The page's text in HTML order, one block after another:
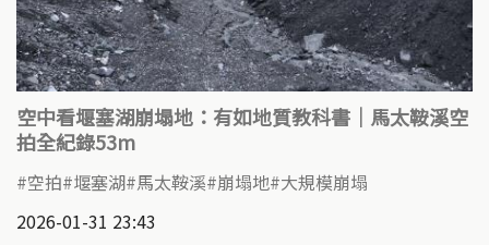
空中看堰塞湖崩塌地：有如地質教科書｜馬太鞍溪空
拍全紀錄53m
空拍 堰塞湖 馬太鞍溪 崩塌地 大規模崩塌
2026-01-31 23:43